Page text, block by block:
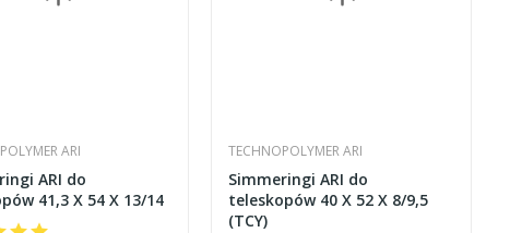
ARI
ARI do
41,3 X 54 X 13/14
TECHNOPOLYMER ARI
Simmeringi ARI do
teleskopów 40 X 52 X 8/9,5
(TCY)